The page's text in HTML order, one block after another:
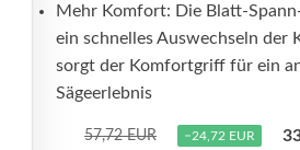
Mehr Komfort: Die Blatt-
ein schnelles Auswechseln der
sorgt der Komfortgriff für ein
Sägeerlebnis
57,72 EUR −24,72 EUR